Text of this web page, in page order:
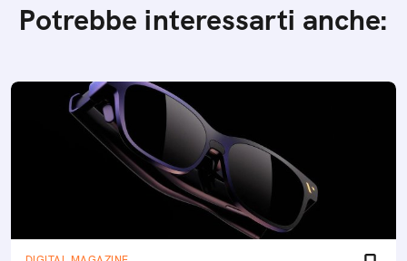
Potrebbe interessarti anche: